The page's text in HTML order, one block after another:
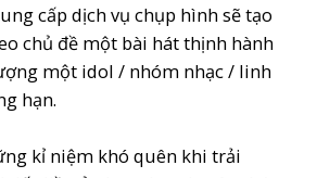
cấp dịch vụ chụp hình sẽ tạo
chủ đề một bài hát thịnh hành
một idol / nhóm nhạc / linh
hạn.